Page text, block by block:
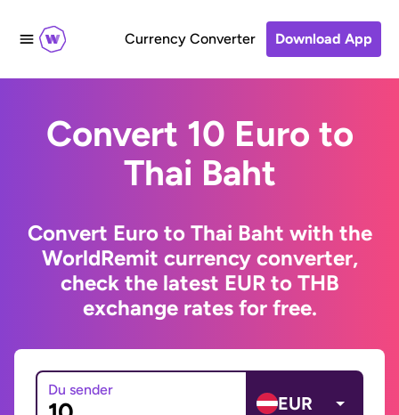
Currency Converter Download App
Convert 10 Euro to
Thai Baht
Convert Euro to Thai Baht with the
WorldRemit currency converter,
check the latest EUR to THB
exchange rates for free.
Du sender
EUR